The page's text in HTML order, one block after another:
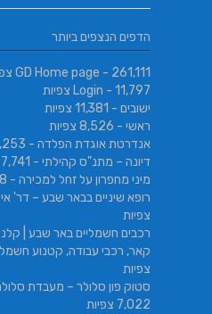
הדפים הנצפים ביותר
GD Home page - 261,111 צפיות
Login - 11,797 צפיות
ישובים - 11,381 צפיות
ראשי - 8,526 צפיות
אנדרטת אוגדת הפלדה - 8,253 צפיות
דיונה – מתנ"ס קהילתי - 7,741 צפיות
מיני מחפרון על זחל למכירה - 7,698 צפיות
רופא שיניים בבאר שבע – דר'
צפיות
רכבים חשמליים באר שבע |
קאר, רכבי עבודה, קטנוע
צפיות
סטוק פון סלולר – מעבדת
7,022 צפיות